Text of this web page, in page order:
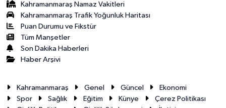
Kahramanmaraş Namaz Vakitleri
Kahramanmaraş Trafik Yoğunluk Haritası
Puan Durumu ve Fikstür
Tüm Manşetler
Son Dakika Haberleri
Haber Arşivi
Kahramanmaraş Genel Güncel
Ekonomi
Spor
Sağlık Eğitim Künye
Çerez Politikası